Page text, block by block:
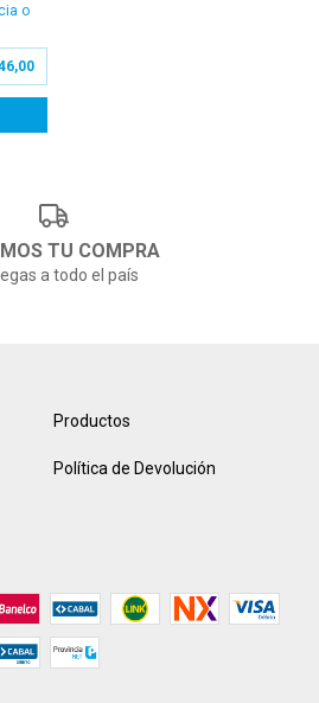
o
TU COMPRA
a todo el país
Productos
Política de Devolución